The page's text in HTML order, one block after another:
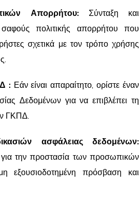
Απορρήτου: Σύνταξη και
πολιτικής απορρήτου που
σχετικά με τον τρόπο χρήσης
: Εάν είναι απαραίτητο, ορίστε έναν
Δεδομένων για να επιβλέπει τη
ΓΚΠΔ.
ασφάλειας δεδομένων:
την προστασία των προσωπικών
εξουσιοδοτημένη πρόσβαση και